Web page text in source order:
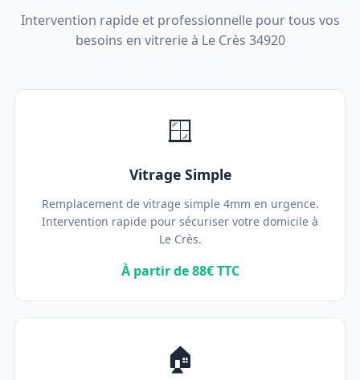
Intervention rapide et professionnelle pour tous vos
besoins en vitrerie à Le Crès 34920
🪟
Vitrage Simple
Remplacement de vitrage simple 4mm en urgence.
Intervention rapide pour sécuriser votre domicile à
Le Crès.
À partir de 88€ TTC
🏠